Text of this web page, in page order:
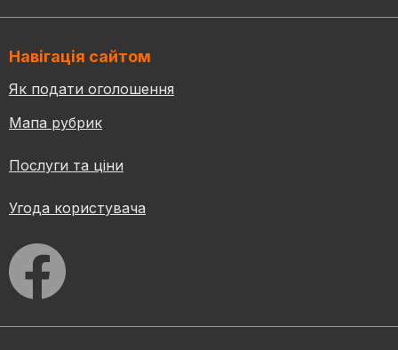
Навігація сайтом
Як подати оголошення
Мапа рубрик
Послуги та ціни
Угода користувача